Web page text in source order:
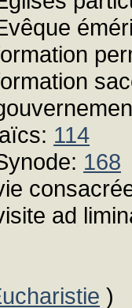
114
168
ad
)